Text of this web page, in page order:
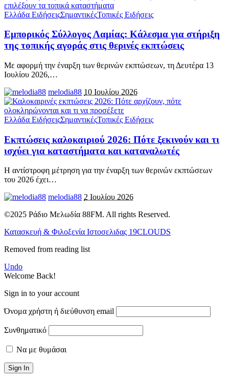
Ελλάδα ΕιδήσειςΣημαντικέςΤοπικές Ειδήσεις
Εμπορικός Σύλλογος Λαμίας: Κάλεσμα για στήριξη
της τοπικής αγοράς στις θερινές εκπτώσεις
Με αφορμή την έναρξη των θερινών εκπτώσεων, τη Δευτέρα 13
Ιουλίου 2026,…
melodia88 10 Ιουλίου 2026
Ελλάδα ΕιδήσειςΣημαντικέςΤοπικές Ειδήσεις
Εκπτώσεις καλοκαιριού 2026: Πότε ξεκινούν και τι
ισχύει για καταστήματα και καταναλωτές
Η αντίστροφη μέτρηση για την έναρξη των θερινών εκπτώσεων
του 2026 έχει…
melodia88 2 Ιουλίου 2026
©2025 Ράδιο Μελωδία 88FM. All rights Reserved.
Κατασκευή & Φιλοξενία Ιστοσελιδας 19CLOUDS
Removed from reading list
Undo
Welcome Back!
Sign in to your account
Όνομα χρήστη ή διεύθυνση email
Συνθηματικό
Να με θυμάσαι